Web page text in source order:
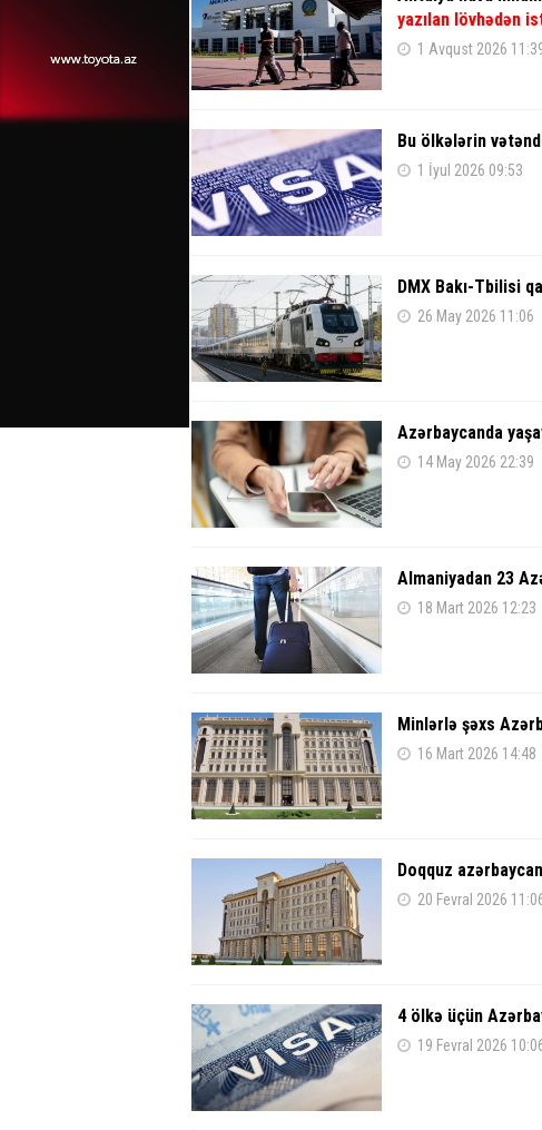
yazılan lövhədən
1 Avqust 2026
Bu ölkələrin
1 İyul 2026 09:53
DMX Bakı-Tbilisi
26 May 2026 11:06
Azərbaycanda
14 May 2026 22:39
Almaniyadan 23
18 Mart 2026 12:23
Minlərlə şəxs
16 Mart 2026 14:48
Doqquz
20 Fevral 2026
4 ölkə üçün
19 Fevral 2026